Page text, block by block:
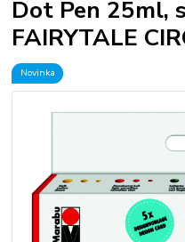
Dot Pen 25ml,
FAIRYTALE
Novinka